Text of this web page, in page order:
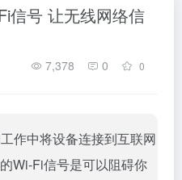
信号 让无线网络信
7,378 0 0
作中将设备连接到互联网
Wi-Fi信号是可以阻碍你